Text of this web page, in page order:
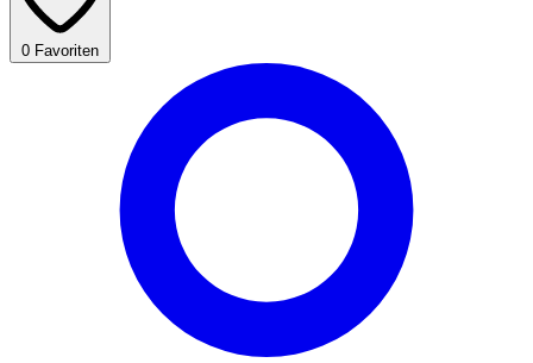
0 Favoriten